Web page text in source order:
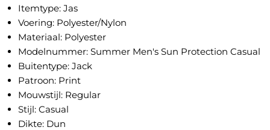
Itemtype: Jas
Voering: Polyester/Nylon
Materiaal: Polyester
Modelnummer: Summer Men's Sun Protection Casual
Buitentype: Jack
Patroon: Print
Mouwstijl: Regular
Stijl: Casual
Dikte: Dun